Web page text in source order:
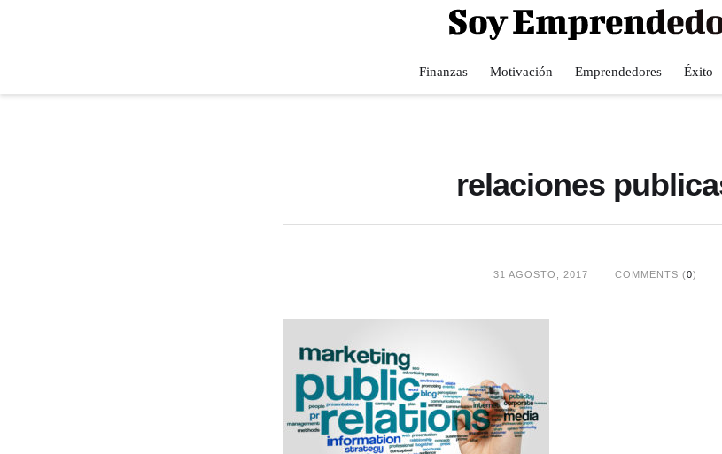
Finanzas Motivación Emprendedores Éxito
relaciones
31 AGOSTO, 2017 COMMENTS (0)